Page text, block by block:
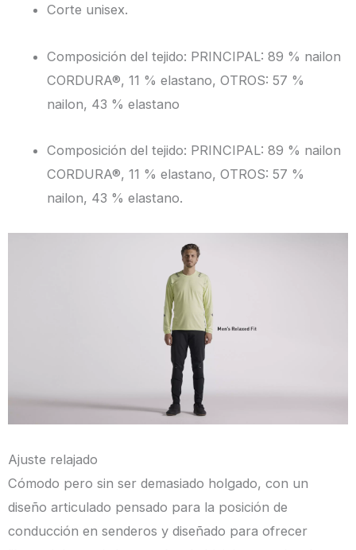
Corte unisex.
Composición del tejido: PRINCIPAL: 89 % nailon
CORDURA®, 11 % elastano, OTROS: 57 %
nailon, 43 % elastano
Composición del tejido: PRINCIPAL: 89 % nailon
CORDURA®, 11 % elastano, OTROS: 57 %
nailon, 43 % elastano.
Ajuste relajado
Cómodo pero sin ser demasiado holgado, con un
diseño articulado pensado para la posición de
conducción en senderos y diseñado para ofrecer